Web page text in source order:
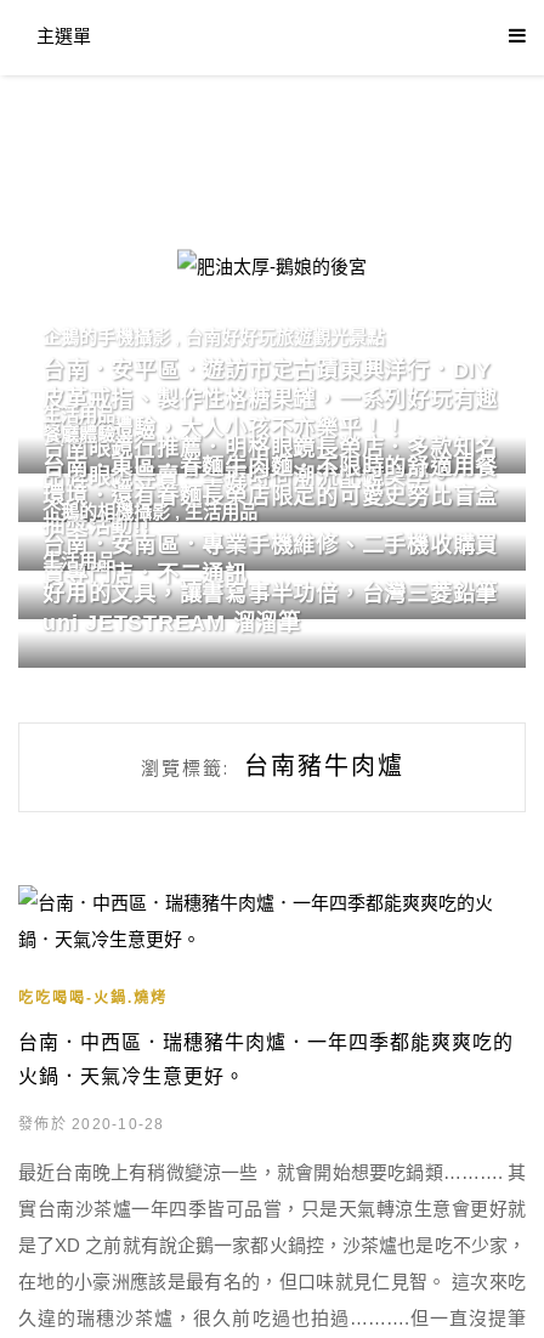
主選單
肥油太厚-鵝娘的後宮
企鵝的手機攝影 台南好好玩旅遊觀光景點
台南．安平區．遊訪市定古蹟東興洋行．DIY
皮革戒指、製作性格糖果罐，一系列好玩有趣
的手作體驗，大人小孩不亦樂乎！！
生活用品
台南眼鏡行推薦．明格眼鏡長榮店．多款知名
品牌眼鏡專賣．掌握時尚潮流配鏡美學。
餐廳體驗
台南．東區．眷麵牛肉麵．不限時的舒適用餐
環境．還有眷麵長榮店限定的可愛史努比盲盒
抽獎活動!!
企鵝的相機攝影,生活用品
台南．安南區．專業手機維修、二手機收購買
賣專門店．不二通訊
生活用品
好用的文具，讓書寫事半功倍，台灣三菱鉛筆
uni JETSTREAM 溜溜筆
瀏覽標籤: 台南豬牛肉爐
吃吃喝喝-火鍋.燒烤
台南．中西區．瑞穗豬牛肉爐．一年四季都能爽爽吃的
火鍋．天氣冷生意更好。
發佈於 2020-10-28
最近台南晚上有稍微變涼一些，就會開始想要吃鍋類………. 其
實台南沙茶爐一年四季皆可品嘗，只是天氣轉涼生意會更好就
是了XD 之前就有說企鵝一家都火鍋控，沙茶爐也是吃不少家，
在地的小豪洲應該是最有名的，但口味就見仁見智。 這次來吃
久違的瑞穗沙茶爐，很久前吃過也拍過……….但一直沒提筆